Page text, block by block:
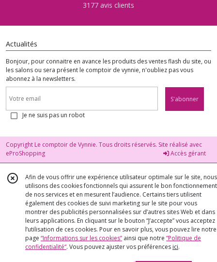
3177 avis clients
Actualités
Bonjour, pour connaitre en avance les produits des ventes flash du site, ou
les salons ou sera présent le comptoir de vynnie, n'oubliez pas vous
abonnez à la newsletters.
S'abonner
Je ne suis pas un robot
Copyright Le comptoir de Vynnie. Tous droits réservés. Site réalisé avec
eProShopping
Accès gérant
Afin de vous offrir une expérience utilisateur optimale sur le site, nous
utilisons des cookies fonctionnels qui assurent le bon fonctionnement
de nos services et en mesurent l’audience. Certains tiers utilisent
également des cookies de suivi marketing sur le site pour vous
montrer des publicités personnalisées sur d’autres sites Web et dans
leurs applications. En cliquant sur le bouton “J’accepte” vous acceptez
l’utilisation de ces cookies. Pour en savoir plus, vous pouvez lire notre
page “Informations sur les cookies” ainsi que notre “Politique de
confidentialité“. Vous pouvez ajuster vos préférences ici.